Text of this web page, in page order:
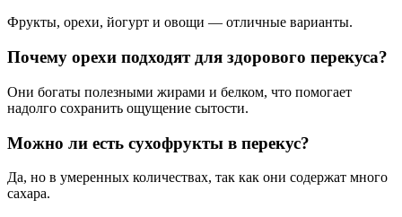
Фрукты, орехи, йогурт и овощи — отличные варианты.
Почему орехи подходят для здорового перекуса?
Они богаты полезными жирами и белком, что помогает
надолго сохранить ощущение сытости.
Можно ли есть сухофрукты в перекус?
Да, но в умеренных количествах, так как они содержат много
сахара.